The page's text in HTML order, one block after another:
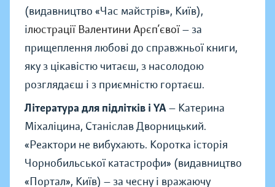
(видавництво «Час майстрів», Київ),
ілюстрації Валентини Арєп’євої— за
прищеплення любові до справжньої книги,
яку з цікавістю читаєш, з насолодою
розглядаєш і з приємністю гортаєш.
Література для підлітків і YA— Катерина
Міхаліцина, Станіслав Дворницький.
«Реактори не вибухають. Коротка історія
Чорнобильської катастрофи» (видавництво
«Портал», Київ) — за чесну і вражаючу